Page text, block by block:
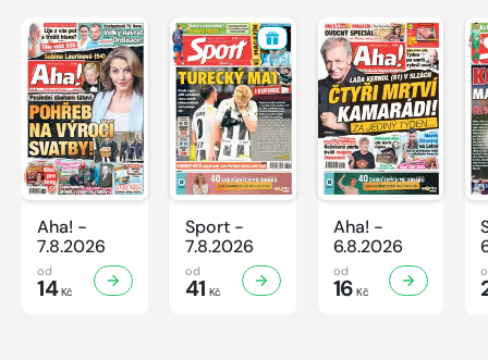
Aha! -
7.8.2026
od
14Kč
Sport -
7.8.2026
od
41 Kč
Aha! -
6.8.2026
od
16 Kč